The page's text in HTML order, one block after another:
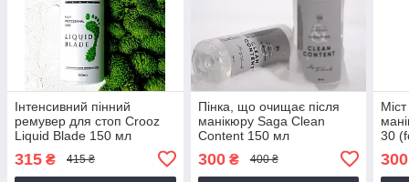
Інтенсивний пінний
ремувер для стоп Crooz
Liquid Blade 150 мл
315 ₴ 415 ₴
Пінка, що очищає після
манікюру Saga Clean
Content 150 мл
300₴ 400 ₴
30
300